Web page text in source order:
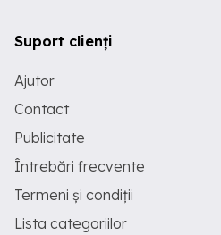
Suport clienți
Ajutor
Contact
Publicitate
Întrebări frecvente
Termeni și condiții
Lista categoriilor